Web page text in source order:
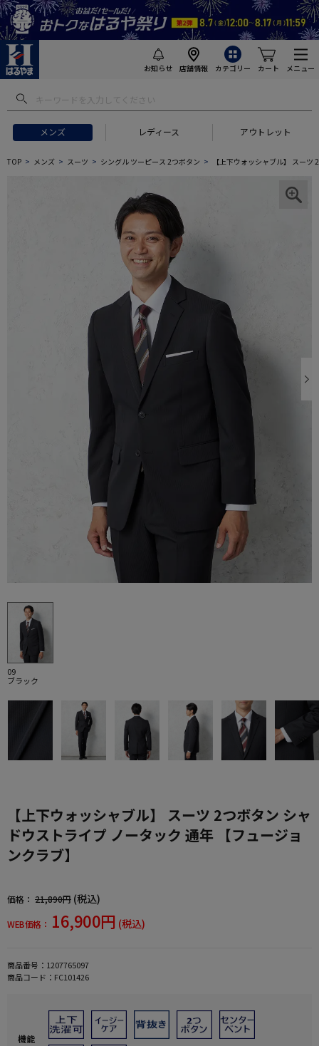
お知らせ 店舗情報 カテゴリー カート メニュー
メンズ レディース アウトレット
TOP メンズ スーツ シングル ツーピース 2つボタン 【上下ウォッシャブル】 スー
09
ブラック
【上下ウォッシャブル】 スーツ 2つボタン シャ
ドウストライプ ノータック 通年 【フュージョ
ンクラブ】
価格： 21,890円 (税込)
WEB価格： 16,900円 (税込)
商品番号： 1207765097
商品コード： FC101426
機能